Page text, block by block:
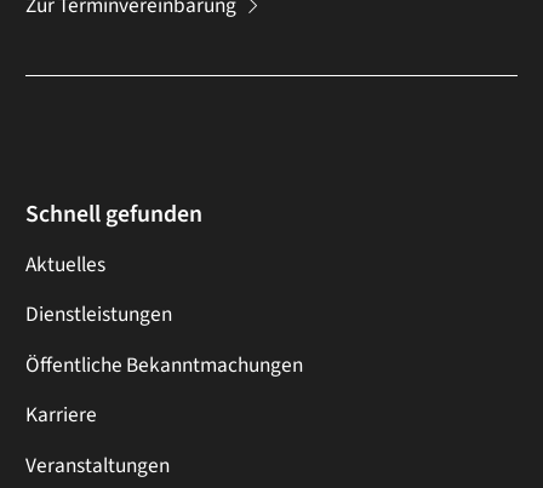
Schnell gefunden
Aktuelles
Dienstleistungen
Öffentliche Bekanntmachungen
Karriere
Veranstaltungen